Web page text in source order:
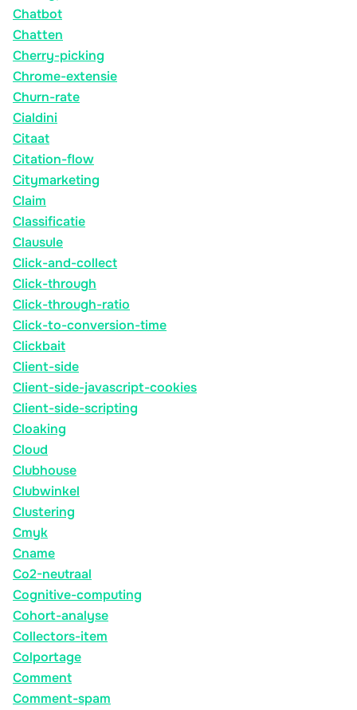
Chatbot
Chatten
Cherry-picking
Chrome-extensie
Churn-rate
Cialdini
Citaat
Citation-flow
Citymarketing
Claim
Classificatie
Clausule
Click-and-collect
Click-through
Click-through-ratio
Click-to-conversion-time
Clickbait
Client-side
Client-side-javascript-cookies
Client-side-scripting
Cloaking
Cloud
Clubhouse
Clubwinkel
Clustering
Cmyk
Cname
Co2-neutraal
Cognitive-computing
Cohort-analyse
Collectors-item
Colportage
Comment
Comment-spam